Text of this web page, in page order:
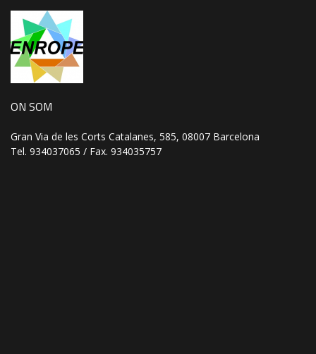
ON SOM
Gran Via de les Corts Catalanes, 585, 08007 Barcelona
Tel. 934037065 / Fax. 934035757